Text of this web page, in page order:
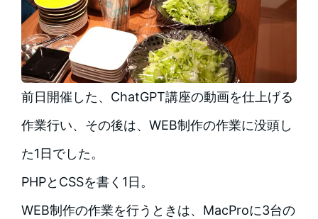
前日開催した、ChatGPT講座の動画を仕上げる
作業行い、その後は、WEB制作の作業に没頭し
た1日でした。
PHPとCSSを書く1日。
WEB制作の作業を行うときは、MacProに3台の